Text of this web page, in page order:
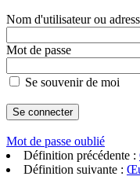
Nom d'utilisateur ou
Mot de passe
Se souvenir de moi
Mot de passe oublié
Définition précédente :
Définition suivante :